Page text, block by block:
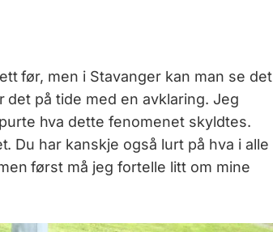
før, men i Stavanger kan man se det
på tide med en avklaring. Jeg
hva dette fenomenet skyldtes.
Du har kanskje også lurt på hva i alle
først må jeg fortelle litt om mine